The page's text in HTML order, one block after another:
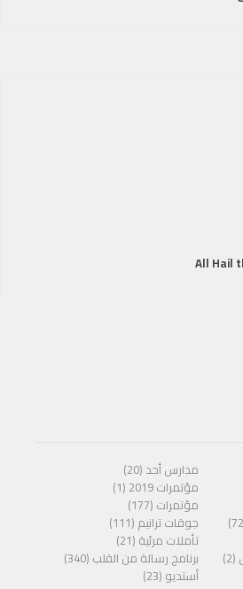
All Hail
مدارس أحد (20)
مؤتمرات 2019 (1)
مؤتمرات (177)
جوقات ترانيم (111)
تأملات مرئية (21)
برنامج رسالة من القلب (340)
أستديو (23)